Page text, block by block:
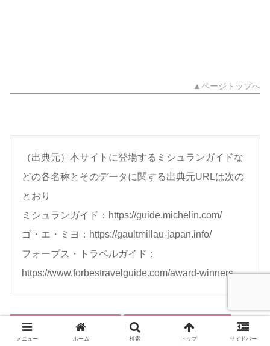
▲ページトップへ
（出典元）本サイトに登場するミシュランガイドな
どの各名称とそのデータに関する出典元URLは次の
とおり
ミシュランガイド：https://guide.michelin.com/
ゴ・エ・ミヨ：https://gaultmillau-japan.info/
フォーブス・トラベルガイド：
https://www.forbestravelguide.com/award-winners
ミシュラン大阪2019(グルメ) ミシュラン1つ星レストラン
グルメ スペイン料理 大阪 ミシュラン2019(グルメ)
メニュー ホーム 検索 トップ サイドバー